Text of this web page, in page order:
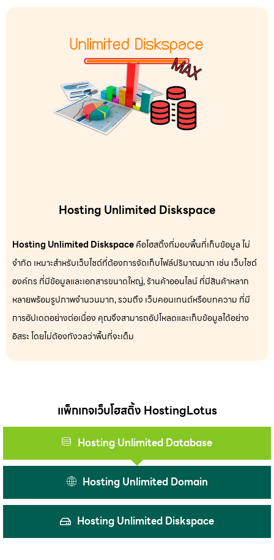
Hosting Unlimited Diskspace
Hosting Unlimited Diskspaceคือโฮสติ้งที่มอบพื้นที่เก็บข้อมูล ไม่
จำกัด เหมาะสำหรับเว็บไซต์ที่ต้องการจัดเก็บไฟล์ปริมาณมาก เช่น เว็บไซต์
องค์กร ที่มีข้อมูลและเอกสารขนาดใหญ่, ร้านค้าออนไลน์ ที่มีสินค้าหลาก
หลายพร้อมรูปภาพจำนวนมาก, รวมถึง เว็บคอนเทนต์หรือบทความ ที่มี
การอัปเดตอย่างต่อเนื่อง คุณจึงสามารถอัปโหลดและเก็บข้อมูลได้อย่าง
อิสระ โดยไม่ต้องกังวลว่าพื้นที่จะเต็ม
แพ็กเกจเว็บโฮสติ้ง HostingLotus
Hosting Unlimited Database
Hosting Unlimited Domain
Hosting Unlimited Diskspace